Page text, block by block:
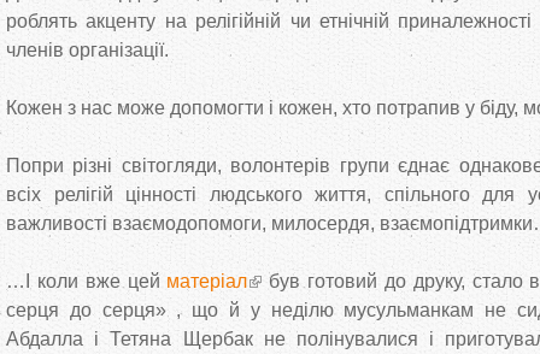
роблять акценту на релігійній чи етнічній приналежності
членів організації.
Кожен з нас може допомогти і кожен, хто потрапив у біду,
Попри різні світогляди, волонтерів групи єднає
всіх релігій цінності людського життя, спільного для
важливості взаємодопомоги, милосердя,
…І коли вже цей матеріал
був готовий до друку, стало
серця до серця» , що й у неділю мусульманкам не
Абдалла і Тетяна Щербак не полінувалися і